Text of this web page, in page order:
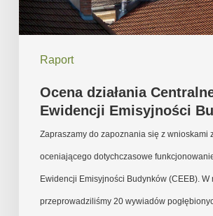
Raport
Ocena działania
Ewidencji Emisyjności
Zapraszamy do zapoznania się z wnioskami
oceniającego dotychczasowe
Ewidencji Emisyjności Budynków (CEEB). W
przeprowadziliśmy 20 wywiadów